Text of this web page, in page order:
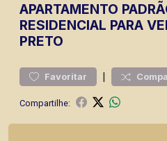
APARTAMENTO
RESIDENCIAL PARA
PRETO
Favoritar |
Compartilhe: